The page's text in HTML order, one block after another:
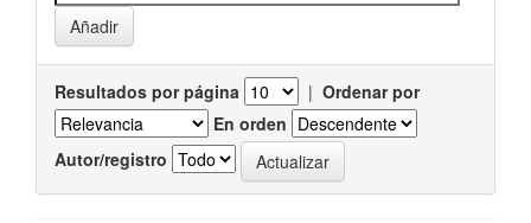
Resultados por página | Ordenar por
En orden
Autor/registro